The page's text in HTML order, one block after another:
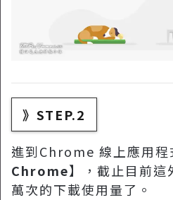
》STEP.2
進到Chrome 線上應用程
Chrome】，截止目前這
萬次的下載使用量了。